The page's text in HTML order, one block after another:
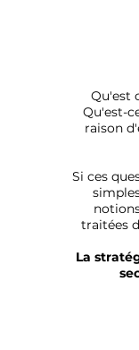
Qu'est
Qu'est-
raison
Si ces
traitées
La